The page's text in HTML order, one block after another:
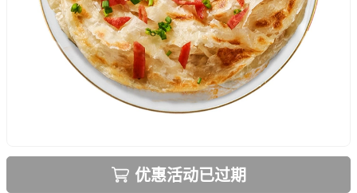
优惠活动已过期